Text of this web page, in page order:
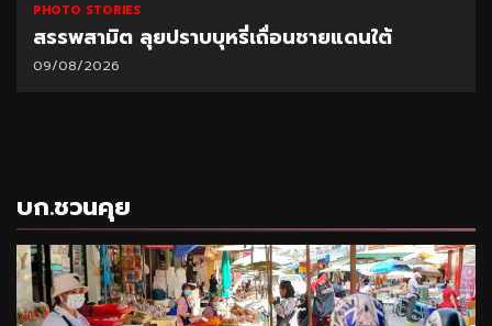
PHOTO STORIES
สรรพสามิต ลุยปราบบุหรี่เถื่อนชายแดนใต้
09/08/2026
บก.ชวนคุย